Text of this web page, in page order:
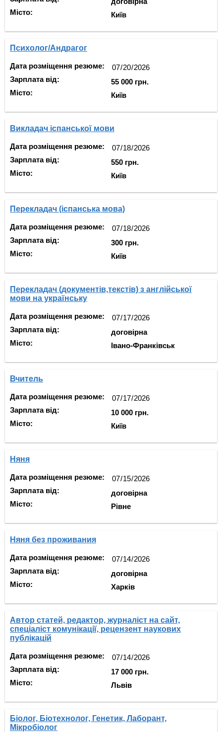
Місто:
Київ
Психолог/Андрагог
Дата розміщення резюме:
Зарплата від:
Місто:
55 000 грн.
Київ
Викладач іспанської мови
Дата розміщення резюме:
Зарплата від:
Місто:
550 грн.
Київ
Перекладач (іспанська мова)
Дата розміщення резюме:
Зарплата від:
Місто:
300 грн.
Київ
Перекладач (документів,текстів) з англійської
мови на українську
Дата розміщення резюме:
Зарплата від:
Місто:
договірна
Івано-Франківськ
Вчитель
Дата розміщення резюме:
Зарплата від:
Місто:
10 000 грн.
Київ
Няня
Дата розміщення резюме:
Зарплата від:
Місто:
договірна
Рівне
Няня без проживания
Дата розміщення резюме:
Зарплата від:
Місто:
договірна
Харків
Автор статей, редактор, журналіст на сайт,
спеціаліст комунікації, рецензент наукових
публікацій
Дата розміщення резюме:
Зарплата від:
Місто:
17 000 грн.
Львів
Біолог, Біотехнолог, Генетик, Лаборант,
Мікробіолог